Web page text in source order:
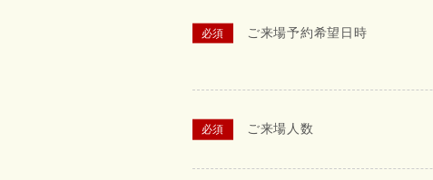
ご来場予約希望日時
ご来場人数